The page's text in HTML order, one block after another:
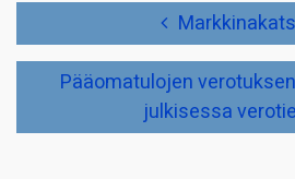
Pääomatulojen
julkisessa